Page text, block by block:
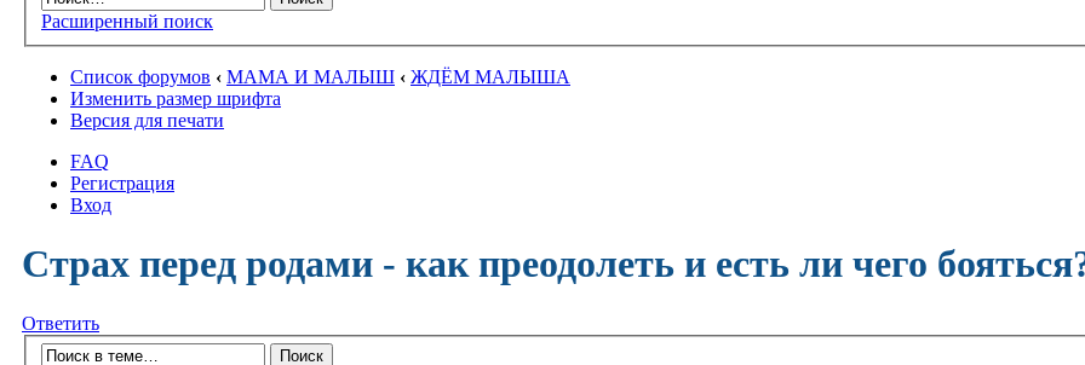
Расширенный поиск
Список форумов ‹ МАМА И МАЛЫШ ‹ ЖДЁМ МАЛЫША
Изменить размер шрифта
Версия для печати
FAQ
Регистрация
Вход
Страх перед родами - как преодолеть и есть ли чего
Ответить